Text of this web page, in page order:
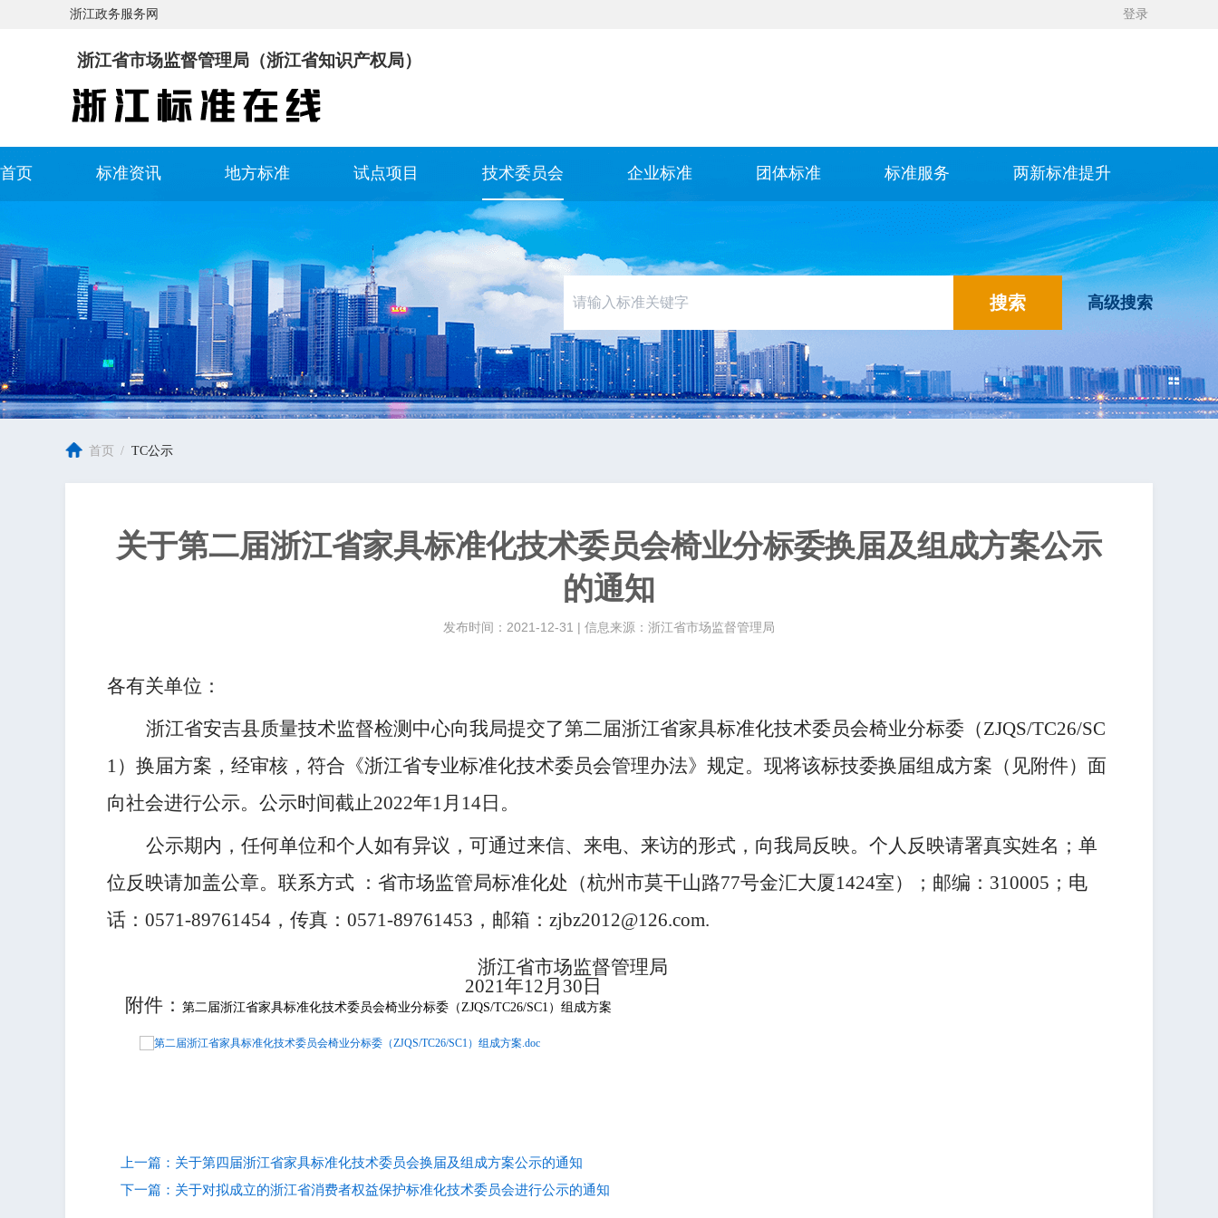
浙江政务服务网 登录
浙江省市场监督管理局（浙江省知识产权局）
首页 标准资讯 地方标准 试点项目 技术委员会 企业标准 团体标准 标准服务 两新标准提升
高级搜索
首页 / TC公示
关于第二届浙江省家具标准化技术委员会椅业分标委换届及组成方案公示
的通知
发布时间：2021-12-31 | 信息来源：浙江省市场监督管理局
各有关单位：
浙江省安吉县质量技术监督检测中心向我局提交了第二届浙江省家具标准化技术委员会椅业分标委（ZJQS/TC26/SC
1）换届方案，经审核，符合《浙江省专业标准化技术委员会管理办法》规定。现将该标技委换届组成方案（见附件）面
向社会进行公示。公示时间截止2022年1月14日。
公示期内，任何单位和个人如有异议，可通过来信、来电、来访的形式，向我局反映。个人反映请署真实姓名；单
位反映请加盖公章。联系方式 ：省市场监管局标准化处（杭州市莫干山路77号金汇大厦1424室）；邮编：310005；电
话：0571-89761454，传真：0571-89761453，邮箱：zjbz2012@126.com.
浙江省市场监督管理局
2021年12月30日
附件： 第二届浙江省家具标准化技术委员会椅业分标委（ZJQS/TC26/SC1） 组成方案
第二届浙江省家具标准化技术委员会椅业分标委（ZJQS/TC26/SC1）组成方案.doc
上一篇：关于第四届浙江省家具标准化技术委员会换届及组成方案公示的通知
下一篇：关于对拟成立的浙江省消费者权益保护标准化技术委员会进行公示的通知